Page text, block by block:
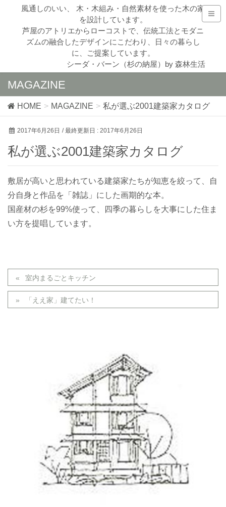
風通しのいい、 木・木組み・自然素材を使った木の家
を設計しています。
芦屋のアトリエからローコストで、伝統工法とモダニ
ズムの融合したデザインにこだわり、日々の暮らし
に、ご提案しています。
シーダ・バーン（杉の納屋）by 森林生活
MAGAZINE
HOME MAGAZINE 私が選ぶ2001建築家カタログ
2017年6月26日 / 最終更新日 : 2017年6月26日
私が選ぶ2001建築家カタログ
敷居が高いと思われている建築家たちが知恵を絞って、自
分自身と作品を「雑誌」にした画期的な本。
国産材の杉を99%使って、四季の暮らしを大事にした住ま
い方を提唱しています。
室内まるごとキッチン
「ええ家」建てたい！